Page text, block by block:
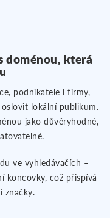
doménou, která
podnikatele i firmy,
lokální publikum.
jako důvěryhodné,
ve vyhledávačích –
koncovky, což přispívá
značky.